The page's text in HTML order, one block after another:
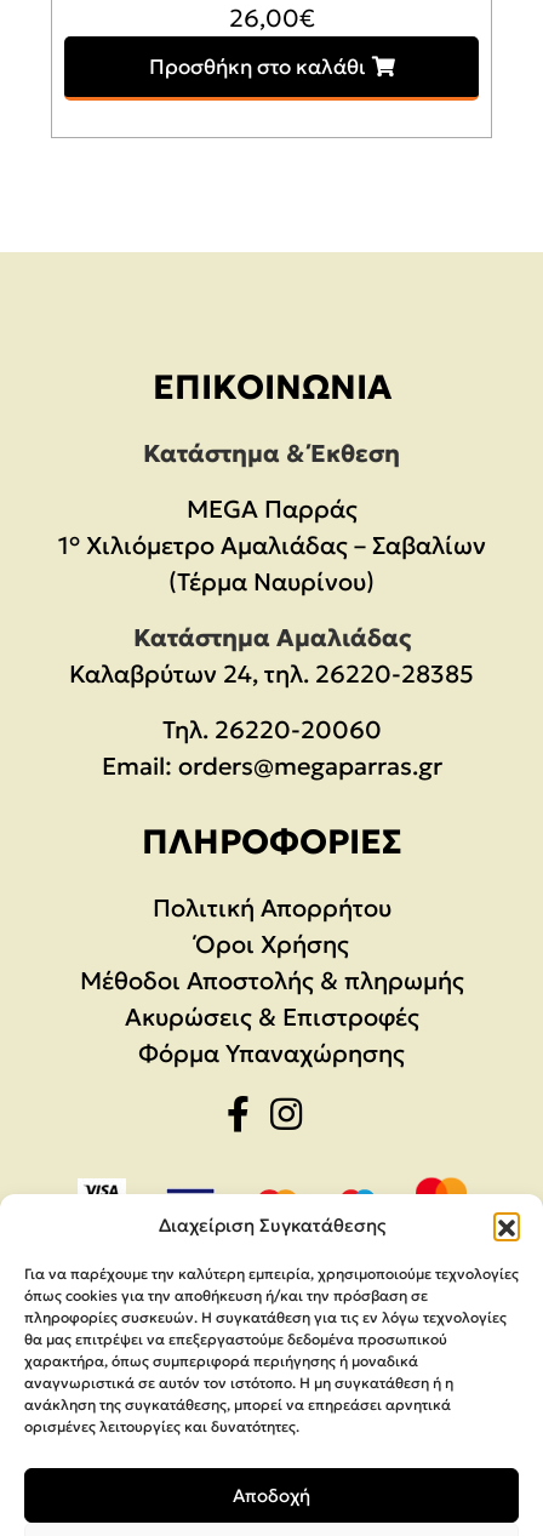
Διαχείριση Συγκατάθεσης
Για να παρέχουμε την καλύτερη εμπειρία, χρησιμοποιούμε τεχνολογίες
όπως cookies για την αποθήκευση ή/και την πρόσβαση σε
πληροφορίες συσκευών. Η συγκατάθεση για τις εν λόγω τεχνολογίες
θα μας επιτρέψει να επεξεργαστούμε δεδομένα προσωπικού
χαρακτήρα, όπως συμπεριφορά περιήγησης ή μοναδικά
αναγνωριστικά σε αυτόν τον ιστότοπο. Η μη συγκατάθεση ή η
ανάκληση της συγκατάθεσης, μπορεί να επηρεάσει αρνητικά
ορισμένες λειτουργίες και δυνατότητες.
Αποδοχή
26,00€
Προσθήκη στο καλάθι
ΕΠΙΚΟΙΝΩΝΊΑ
Κατάστημα & Έκθεση
MEGA Παρράς
1° Χιλιόμετρο Αμαλιάδας – Σαβαλίων
(Τέρμα Ναυρίνου)
Κατάστημα Αμαλιάδας
Καλαβρύτων 24, τηλ. 26220-28385
Τηλ. 26220-20060
Email: orders@megaparras.gr
ΠΛΗΡΟΦΟΡΊΕΣ
Πολιτική Απορρήτου
Όροι Χρήσης
Μέθοδοι Αποστολής & πληρωμής
Ακυρώσεις & Επιστροφές
Φόρμα Υπαναχώρησης
Copyright 2026,
Κατασκευή Ιστοσελίδων Interactive Net Solutions